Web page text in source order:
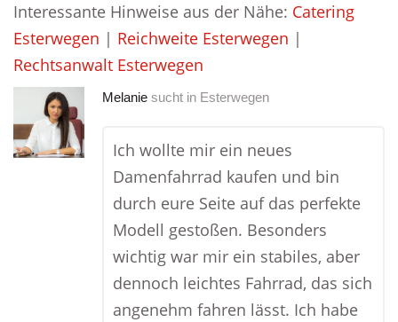
Interessante Hinweise aus der Nähe: Catering
Esterwegen | Reichweite Esterwegen |
Rechtsanwalt Esterwegen
Melanie sucht in Esterwegen
Ich wollte mir ein neues
Damenfahrrad kaufen und bin
durch eure Seite auf das perfekte
Modell gestoßen. Besonders
wichtig war mir ein stabiles, aber
dennoch leichtes Fahrrad, das sich
angenehm fahren lässt. Ich habe